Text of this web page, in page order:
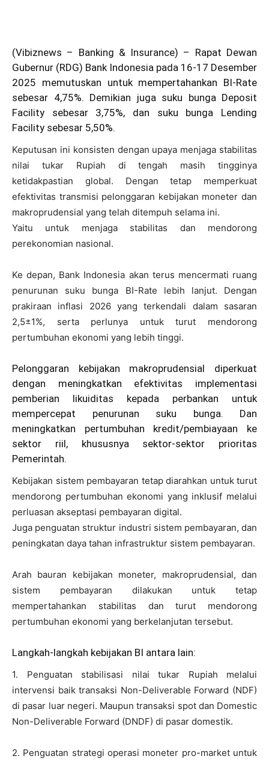
(Vibiznews – Banking & Insurance) – Rapat Dewan
Gubernur (RDG) Bank Indonesia pada 16-17 Desember
2025 memutuskan untuk mempertahankan BI-Rate
sebesar 4,75%. Demikian juga suku bunga Deposit
Facility sebesar 3,75%, dan suku bunga Lending
Facility sebesar 5,50%.
Keputusan ini konsisten dengan upaya menjaga stabilitas
nilai tukar Rupiah di tengah masih tingginya
ketidakpastian global. Dengan tetap memperkuat
efektivitas transmisi pelonggaran kebijakan moneter dan
makroprudensial yang telah ditempuh selama ini.
Yaitu untuk menjaga stabilitas dan mendorong
perekonomian nasional.
Ke depan, Bank Indonesia akan terus mencermati ruang
penurunan suku bunga BI-Rate lebih lanjut. Dengan
prakiraan inflasi 2026 yang terkendali dalam sasaran
2,5±1%, serta perlunya untuk turut mendorong
pertumbuhan ekonomi yang lebih tinggi.
Pelonggaran kebijakan makroprudensial diperkuat
dengan meningkatkan efektivitas implementasi
pemberian likuiditas kepada perbankan untuk
mempercepat penurunan suku bunga. Dan
meningkatkan pertumbuhan kredit/pembiayaan ke
sektor riil, khususnya sektor-sektor prioritas
Pemerintah.
Kebijakan sistem pembayaran tetap diarahkan untuk turut
mendorong pertumbuhan ekonomi yang inklusif melalui
perluasan akseptasi pembayaran digital.
Juga penguatan struktur industri sistem pembayaran, dan
peningkatan daya tahan infrastruktur sistem pembayaran.
Arah bauran kebijakan moneter, makroprudensial, dan
sistem pembayaran dilakukan untuk tetap
mempertahankan stabilitas dan turut mendorong
pertumbuhan ekonomi yang berkelanjutan tersebut.
Langkah-langkah kebijakan BI antara lain:
1. Penguatan stabilisasi nilai tukar Rupiah melalui
intervensi baik transaksi Non-Deliverable Forward (NDF)
di pasar luar negeri. Maupun transaksi spot dan Domestic
Non-Deliverable Forward (DNDF) di pasar domestik.
2. Penguatan strategi operasi moneter pro-market untuk